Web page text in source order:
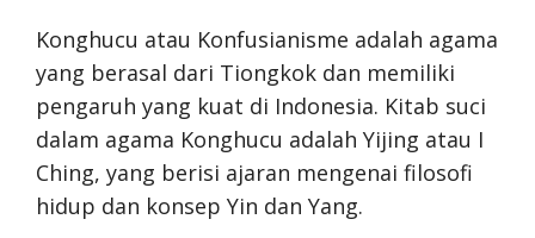
Konghucu atau Konfusianisme adalah agama
yang berasal dari Tiongkok dan memiliki
pengaruh yang kuat di Indonesia. Kitab suci
dalam agama Konghucu adalah Yijing atau I
Ching, yang berisi ajaran mengenai filosofi
hidup dan konsep Yin dan Yang.